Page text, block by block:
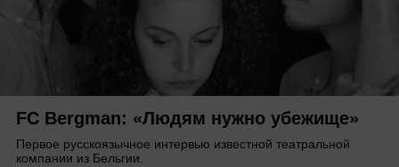
FC Bergman: «Людям нужно убежище»
Первое русскоязычное интервью известной театральной
компании из Бельгии.